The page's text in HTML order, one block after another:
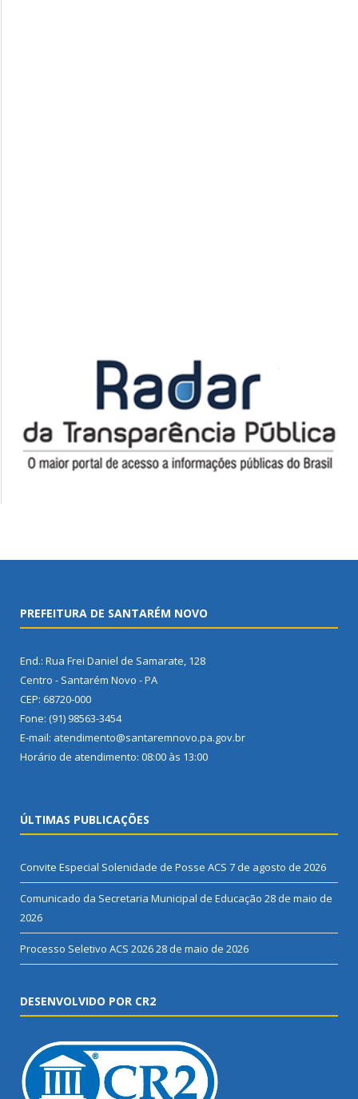
PREFEITURA DE SANTARÉM NOVO
End.: Rua Frei Daniel de Samarate, 128
Centro - Santarém Novo - PA
CEP: 68720-000
Fone: (91) 98563-3454
E-mail: atendimento@santaremnovo.pa.gov.br
Horário de atendimento: 08:00 às 13:00
ÚLTIMAS PUBLICAÇÕES
Convite Especial Solenidade de Posse ACS 7 de agosto de 2026
Comunicado da Secretaria Municipal de Educação 28 de maio de
2026
Processo Seletivo ACS 202628 de maio de 2026
DESENVOLVIDO POR CR2